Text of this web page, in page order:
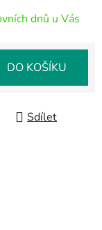
dnů u Vás
DO KOŠÍKU
Sdílet